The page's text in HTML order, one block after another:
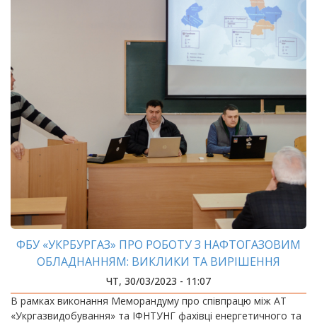
ФБУ «УКРБУРГАЗ» ПРО РОБОТУ З НАФТОГАЗОВИМ
ОБЛАДНАННЯМ: ВИКЛИКИ ТА ВИРІШЕННЯ
ПРОБЛЕМ
ЧТ, 30/03/2023 - 11:07
В рамках виконання Меморандуму про співпрацю між АТ
«Укргазвидобування» та ІФНТУНГ фахівці енергетичного та